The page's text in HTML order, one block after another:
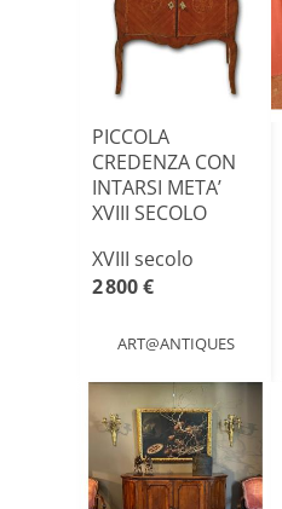
PICCOLA
CREDENZA CON
INTARSI META’
XVIII SECOLO
XVIII secolo
2 800 €
ART@ANTIQUES